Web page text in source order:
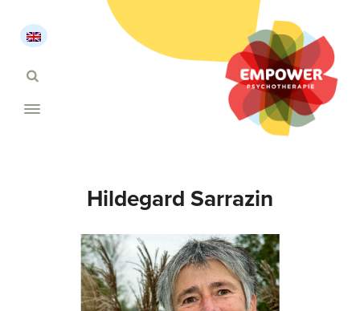
Hildegard Sarrazin